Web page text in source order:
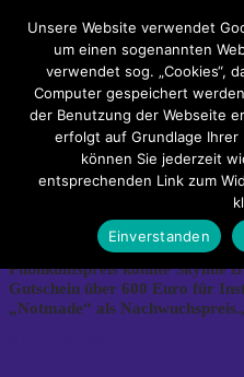
Impressum
Sitemap
Kontakt
Category
[:de]Plattsounds
[:de] Jetzt stehen die Gewinner
Publikumspreis konnte Skyline
Gutschein über 600 Euro für
„Notmade“ als
Hauptmenü
Unsere Website verwendet
um einen sogenannten
verwendet sog. „Cookies“,
Computer gespeichert
der Benutzung der Webseite
erfolgt auf Grundlage Ihrer
können Sie jederzeit
entsprechenden Link zum
Einverstanden